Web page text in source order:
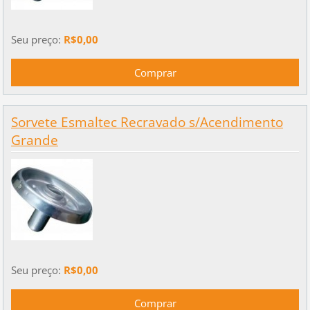
Seu preço: R$0,00
Sorvete Esmaltec Recravado s/Acendimento
Grande
Seu preço: R$0,00